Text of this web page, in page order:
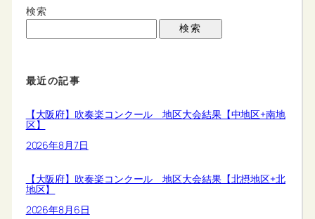
検索
検索
最近の記事
【大阪府】吹奏楽コンクール 地区大会結果【中地区+南地
区】
2026年8月7日
【大阪府】吹奏楽コンクール 地区大会結果【北摂地区+北
地区】
2026年8月6日